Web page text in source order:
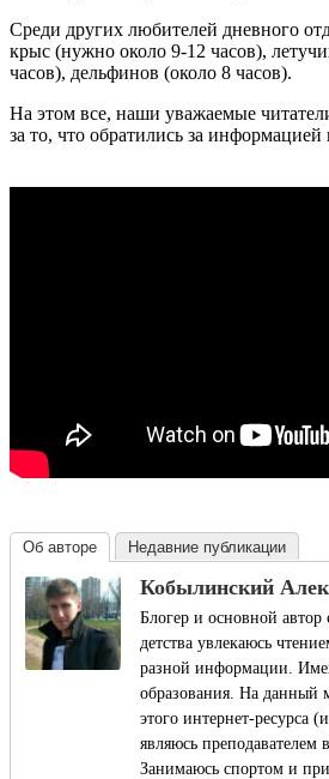
Среди других любителей дневного
крыс (нужно около 9-12 часов),
часов), дельфинов (около 8 часов).
На этом все, наши уважаемые
за то, что обратились за
Об авторе Недавние публикации
Кобылинский
Блогер и основной автор
детства увлекаюсь
разной информации.
образования. На данный
этого интернет-ресурса
являюсь преподавателем
Занимаюсь спортом и